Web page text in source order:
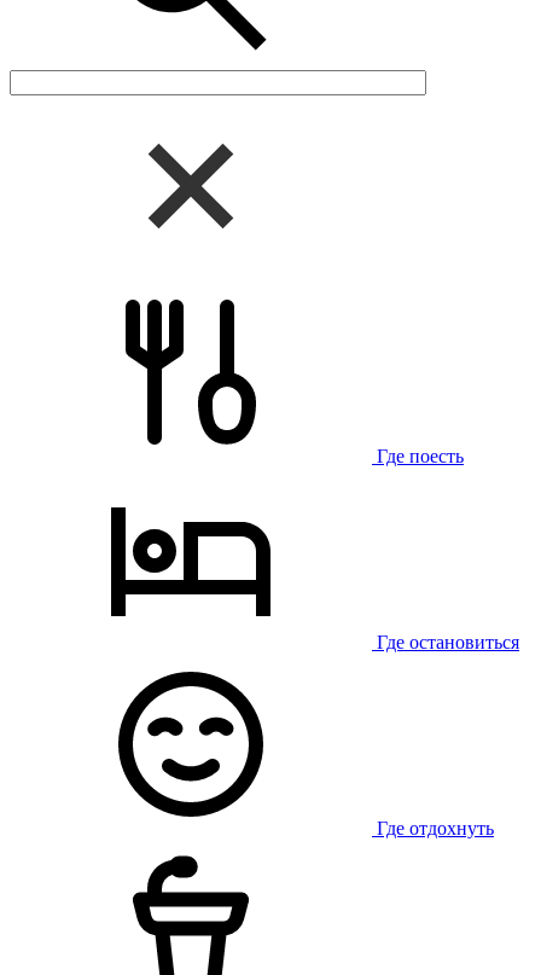
Где поесть
Где остановиться
Где отдохнуть